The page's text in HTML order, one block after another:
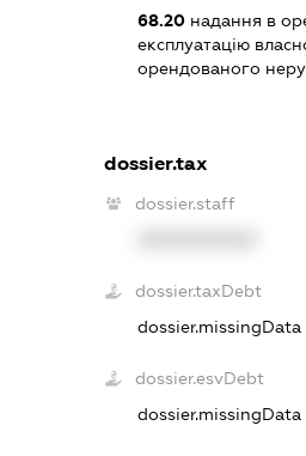
68.20надання в
експлуатацію
орендованого
dossier.tax
dossier.staff
dossier.taxDebt
dossier.missingData
dossier.esvDebt
dossier.missingData